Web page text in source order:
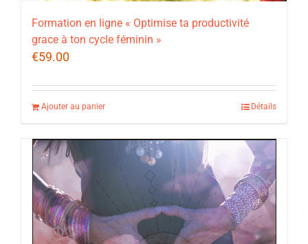
Formation en ligne « Optimise ta productivité
grace à ton cycle féminin »
€59.00
Ajouter au panier Détails